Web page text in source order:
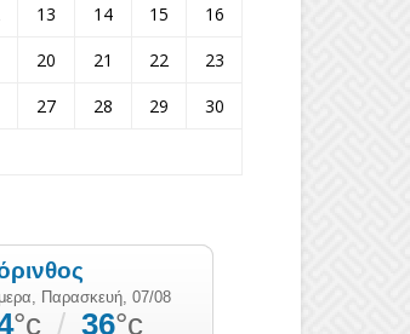
13 14 15
16
20 21 22
23
27 28 29
30